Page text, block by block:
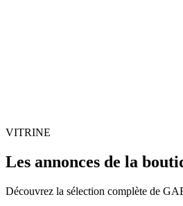
VITRINE
Les annonces de la
Découvrez la sélection complète de